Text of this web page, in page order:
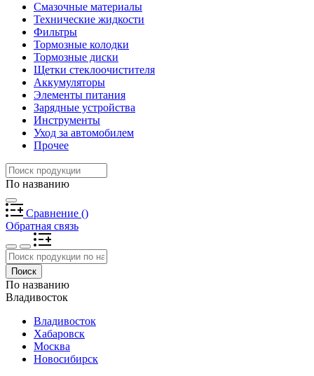
Смазочные материалы
Технические жидкости
Фильтры
Тормозные колодки
Тормозные диски
Щетки стеклоочистителя
Аккумуляторы
Элементы питания
Зарядные устройства
Инструменты
Уход за автомобилем
Прочее
По названию
Сравнение ()
Обратная связь
Поиск
По названию
Владивосток
Владивосток
Хабаровск
Москва
Новосибирск